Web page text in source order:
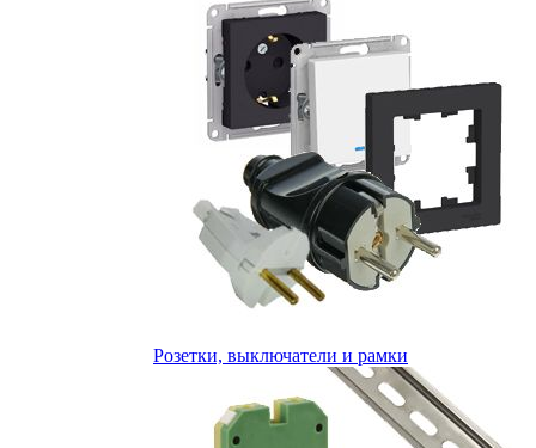
Розетки, выключатели и рамки